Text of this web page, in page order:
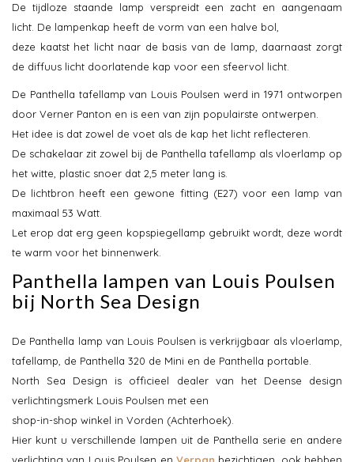
De tijdloze staande lamp verspreidt een zacht en aangenaam
licht. De lampenkap heeft de vorm van een halve bol,
deze kaatst het licht naar de basis van de lamp, daarnaast zorgt
de diffuus licht doorlatende kap voor een sfeervol licht.
De Panthella tafellamp van Louis Poulsen werd in 1971 ontworpen
door Verner Panton en is een van zijn populairste ontwerpen.
Het idee is dat zowel de voet als de kap het licht reflecteren.
De schakelaar zit zowel bij de Panthella tafellamp als vloerlamp op
het witte, plastic snoer dat 2,5 meter lang is.
De lichtbron heeft een gewone fitting (E27) voor een lamp van
maximaal 53 Watt.
Let erop dat erg geen kopspiegellamp gebruikt wordt, deze wordt
te warm voor het binnenwerk.
Panthella lampen van Louis Poulsen
bij North Sea Design
De Panthella lamp van Louis Poulsen is verkrijgbaar als vloerlamp,
tafellamp, de Panthella 320 de Mini en de Panthella portable.
North Sea Design is officieel dealer van het Deense design
verlichtingsmerk Louis Poulsen met een
shop-in-shop winkel in Vorden (Achterhoek).
Hier kunt u verschillende lampen uit de Panthella serie en andere